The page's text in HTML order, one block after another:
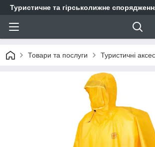
Туристичне та гірськолижне
Товари та послуги Туристичні